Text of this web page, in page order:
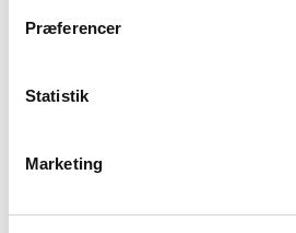
Præferencer
Statistik
Marketing
Flergangsbog
9788723575098